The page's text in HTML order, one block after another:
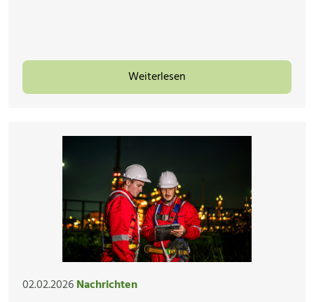
Weiterlesen
02.02.2026Nachrichten